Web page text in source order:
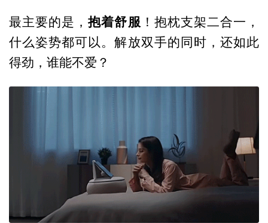
最主要的是，抱着舒服 ！抱枕支架二合一，
什么姿势都可以。解放双手的同时，还如此
得劲，谁能不爱？